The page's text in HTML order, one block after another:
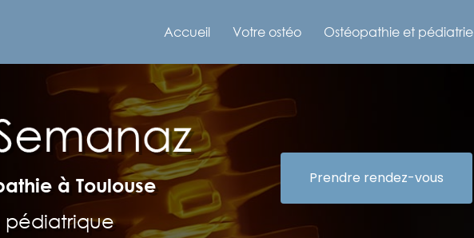
Accueil
Votre ostéo Ostéopathie et pédiatrie
à Toulouse
pédiatrique
Prendre rendez-vous